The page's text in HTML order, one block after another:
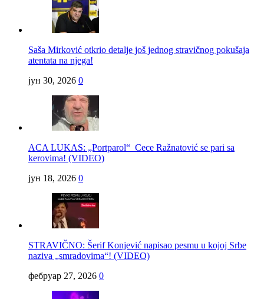
Saša Mirković otkrio detalje još jednog stravičnog pokušaja
atentata na njega!
јун 30, 2026 0
ACA LUKAS: „Portparol“ Cece Ražnatović se pari sa
kerovima! (VIDEO)
јун 18, 2026 0
STRAVIČNO: Šerif Konjević napisao pesmu u kojoj Srbe
naziva „smradovima“! (VIDEO)
фебруар 27, 2026 0